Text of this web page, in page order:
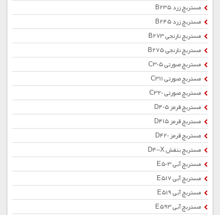
مستربچ زرد B235
مستربچ زرد B245
مستربچ نارنجی B273
مستربچ نارنجی B275
مستربچ صورتی C305
مستربچ صورتی C311
مستربچ صورتی C320
مستربچ قرمز D405
مستربچ قرمز D415
مستربچ قرمز D420
مستربچ بنفش D400X
مستربچ آبی E503
مستربچ آبی E517
مستربچ آبی E519
مستربچ آبی E593